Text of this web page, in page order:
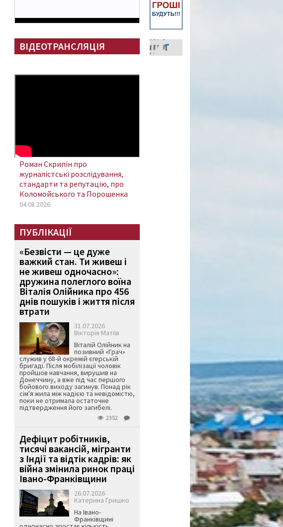
ВІДЕОТРАНСЛЯЦІЯ
Роман Скрипін про
журналістські розслідування,
стандарти та репутацію, про
Коломойського та Порошенка
04.08.2026
ПУБЛІКАЦІЇ
«Безвісти — це дуже
важкий стан. Ти живеш і
не живеш одночасно»:
дружина полеглого воїна
Віталія Олійника про 456
днів пошуків і життя після
втрати
31.07.2026
Вікторія Матіїв
Віталій Олійник на
позивний «Грач»
служив у 68-й окремій єгерській
бригаді. Після мобілізації чоловік
пройшов навчання, вирушив на
Донеччину, а вже під час першого
бойового виходу загинув. Понад рік
сім'я жила між надією та невідомістю,
поки не отримала остаточне
підтвердження його загибелі.
2352
Дефіцит робітників,
тисячі вакансій, мігранти
з Індії та відтік кадрів: як
війна змінила ринок праці
Івано-Франківщини
26.07.2026
Катерина Гришко
На Івано-
Франківщині